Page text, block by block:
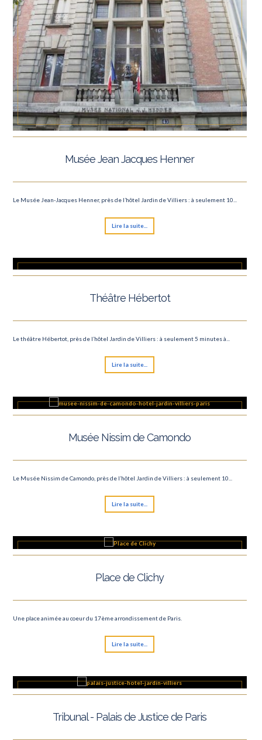
Musée Jean Jacques Henner
Le Musée Jean-Jacques Henner, près de l’hôtel Jardin de Villiers : à seulement 10...
Lire la suite...
Théâtre Hébertot
Le théâtre Hébertot, près de l’hôtel Jardin de Villiers : à seulement 5 minutes à...
Lire la suite...
Musée Nissim de Camondo
Le Musée Nissim de Camondo, près de l’hôtel Jardin de Villiers : à seulement 10...
Lire la suite...
Place de Clichy
Une place animée au coeur du 17ème arrondissement de Paris.
Lire la suite...
Tribunal - Palais de Justice de Paris